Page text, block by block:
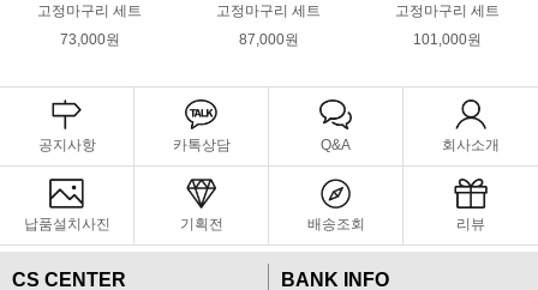
고정마구리 세트
73,000원
고정마구리 세트
87,000원
고정마구리 세트
101,000원
공지사항 카톡상담 Q&A 회사소개
납품설치사진 기획전 배송조회 리뷰
CS CENTER BANK INFO